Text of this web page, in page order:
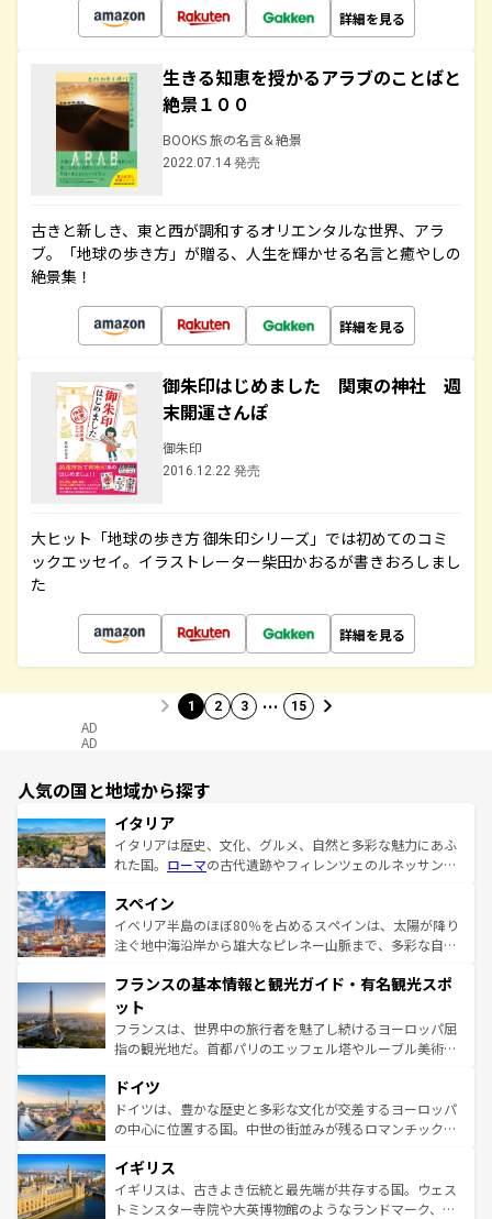
詳細を見る
生きる知恵を授かるアラブのことばと
絶景１００
BOOKS 旅の名言＆絶景
2022.07.14 発売
古きと新しき、東と西が調和するオリエンタルな世界、アラ
ブ。「地球の歩き方」が贈る、人生を輝かせる名言と癒やしの
絶景集！
詳細を見る
御朱印はじめました 関東の神社 週
末開運さんぽ
御朱印
2016.12.22 発売
大ヒット「地球の歩き方 御朱印シリーズ」では初めてのコミ
ックエッセイ。イラストレーター柴田かおるが書きおろしまし
た
詳細を見る
1 2 3 … 15
AD
AD
人気の国と地域から探す
イタリア
イタリアは歴史、文化、グルメ、自然と多彩な魅力にあふ
れた国。 ローマの古代遺跡やフィレンツェのルネッサンス
ろん、トスカーナの美しい田園風景やアマルフィ海岸の絶
景など、自然景観も見逃せない。観光の合間には、本場の
ピザやパスタなど、絶品のイタリア料理を堪能することも
ませてくれるイタリアで、忘れられない旅をしてみよう！
なお、新着のイタリア情報は
しい。
スペイン
イベリア半島のほぼ80％を占めるスペインは、太陽が降り
注ぐ地中海沿岸から雄大なピレネー山脈まで、多彩な自然
文化が根付くこの国では、情熱的なフラメンコ、熱気あふ
れる闘牛、そして美味しいタパスが生活の一部となってい
る。首都マドリードの洗練された雰囲気や、バルセロナの
アートに溢れた街角から、地方では古代ローマ遺跡や中世
せる。地方によって風土や気候が異なるスペインはその個
性で訪れる人を魅了する。 なお、新着のスペイン情報は コ
ンテンツ一覧を参照してほしい。
フランスの基本情報と観光ガイド・有名観光スポ
ット
フランスは、世界中の旅行者を魅了し続けるヨーロッパ屈
指の観光地だ。首都パリのエッフェル塔やルーブル美術館
で、幅広い魅力が詰まっている。華麗な宮殿、歴史的な大
聖堂、美しいビーチ、そして豊かな自然が、訪れる者を心
から魅了する。また、フランスは美食の国としても知ら
いる。シャンパンの発祥地であるランス、プロヴァンスの
香り高いラベンダー畑など、多彩な楽しみ方が可能だ。さ
らに、パリ以外の地域にも魅力が溢れており、どの街角に
ドイツ
ドイツは、豊かな歴史と多彩な文化が交差するヨーロッパ
の中心に位置する国。中世の街並みが残るロマンチック街
顔を持つこの国は、どこを歩いても飽きることがない。ベ
ルリンの文化的活気、バイエルン州のアルプスの絶景、そ
してライン川沿いのワイン畑といった風景は必見。ビール
イギリス
イギリスは、古きよき伝統と最先端が共存する国。ウェス
トミンスター寺院や大英博物館のようなランドマーク、歴